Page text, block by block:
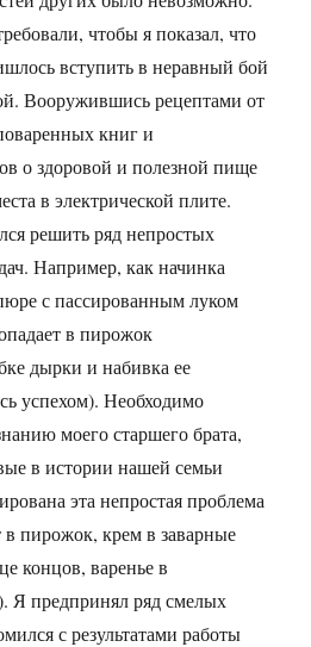
чтобы я показал, что
вступить в неравный бой
Вооружившись рецептами от
книг и
о здоровой и полезной пище
в электрической плите.
решить ряд непростых
Например, как начинка
с пассированным луком
в пирожок
дырки и набивка ее
успехом). Необходимо
моего старшего брата,
в истории нашей семьи
эта непростая проблема
в пирожок, крем в заварные
концов, варенье в
Я предпринял ряд смелых
с результатами работы